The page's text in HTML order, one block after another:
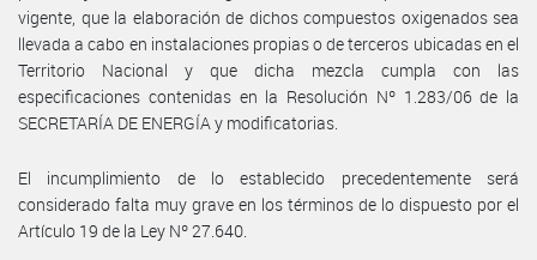
vigente, que la elaboración de dichos compuestos oxigenados sea
llevada a cabo en instalaciones propias o de terceros ubicadas en el
Territorio Nacional y que dicha mezcla cumpla con las
especificaciones contenidas en la Resolución Nº 1.283/06 de la
SECRETARÍA DE ENERGÍA y modificatorias.
El incumplimiento de lo establecido precedentemente será
considerado falta muy grave en los términos de lo dispuesto por el
Artículo 19 de la Ley Nº 27.640.